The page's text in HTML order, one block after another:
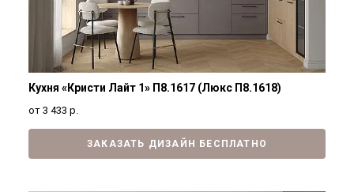
Кухня «Кристи Лайт 1» П8.1617 (Люкс П8.1618)
от 3 433 р.
ЗАКАЗАТЬ ДИЗАЙН БЕСПЛАТНО